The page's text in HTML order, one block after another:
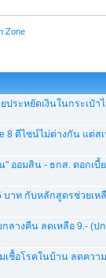
Zone
ระหยัดเงินในกระเป๋าไ
8 ดีไซน์ไม่ต่างกัน แต่ส
ออมสิน - ธกส. ดอกเบี้ย
บาท กับหลักสูตรช่วยเห
ลางคืน ลดเหลือ 9.- (ป
ชื้อโรคในบ้าน ลดควา